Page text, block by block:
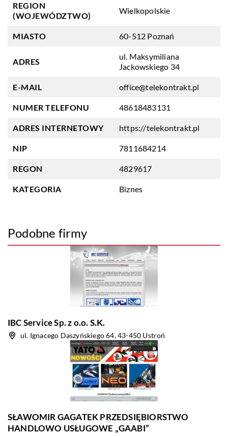
REGION
(WOJEWÓDZTWO)
Wielkopolskie
MIASTO 60-512 Poznań
ADRES
ul. Maksymiliana
Jackowskiego 34
E-MAIL office@telekontrakt.pl
NUMER TELEFONU 48618483131
ADRES INTERNETOWY https://telekontrakt.pl
NIP 7811684214
REGON 4829617
KATEGORIA Biznes
Podobne firmy
IBC Service Sp. z o.o. S.K.
ul. Ignacego Daszyńskiego 64, 43-450 Ustroń
SŁAWOMIR GAGATEK PRZEDSIĘBIORSTWO
HANDLOWO USŁUGOWE „GAABI”